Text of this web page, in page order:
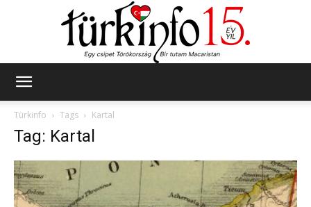
Türkinfo
Tags Kartal
Tag: Kartal